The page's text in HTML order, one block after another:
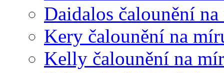
Daidalos čalounění
Kery čalounění na
Kelly čalounění na